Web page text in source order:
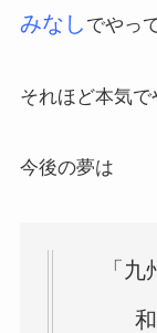
みなし でやっ
それほど本気で
今後の夢は
「